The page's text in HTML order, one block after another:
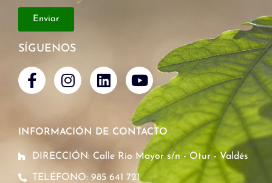
Enviar
SÍGUENOS
INFORMACIÓN DE CONTACTO
DIRECCIÓN: Calle Río Mayor s/n - Otur - Valdés
TELÉFONO: 985 641 721